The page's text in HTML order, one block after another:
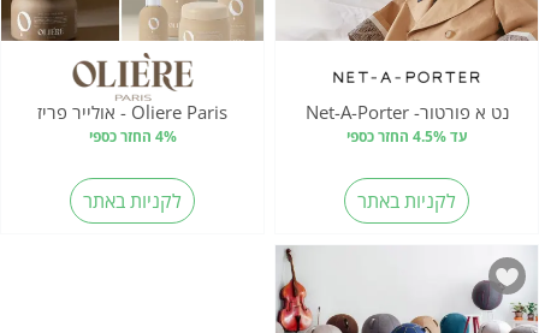
נט א פורטור- Net-A-Porter
עד 4.5% החזר כספי
לקניות באתר
Oliere Paris - אולייר פריז
4% החזר כספי
לקניות באתר